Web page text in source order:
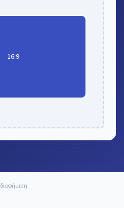
16:9
διαφήμιση